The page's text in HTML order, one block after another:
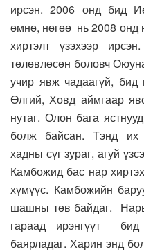
ирсэн. 2006 онд бид
өмнө, нөгөө нь 2008 онд
хиртэлт үзэхээр
төлөвлөсөн боловч
учир явж чадаагүй,
Өлгий, Ховд аймгаар
нутаг. Олон бага
болж байсан. Тэнд их
хадны сүг зураг, агуй
Камбожид бас нар
хүмүүс. Камбожийн
шашны төв байдаг.
гараад ирэнгүүт
баярладаг. Харин энд